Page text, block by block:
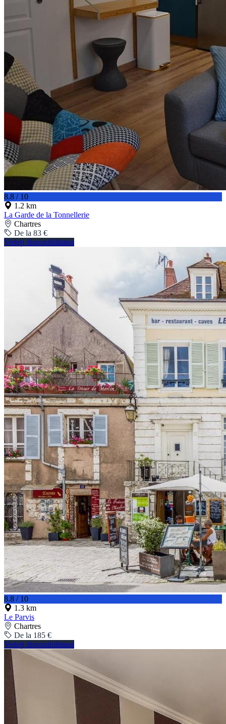
8.8 / 10
1.2 km
La Garde de la Tonnellerie
Chartres
De la 83 €
Vedeți disponibilitatea
8.8 / 10
1.3 km
Le Parvis
Chartres
De la 185 €
Vedeți disponibilitatea